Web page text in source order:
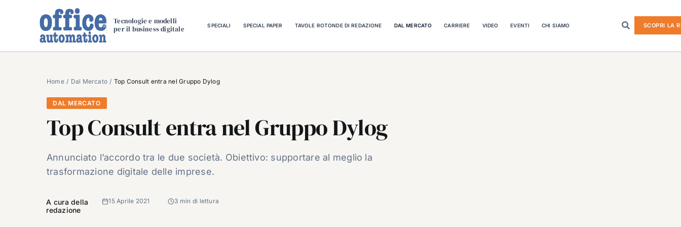
Tecnologie e modelli
per il business digitale
SPECIALI SPECIAL PAPER TAVOLE ROTONDE DI REDAZIONE DAL MERCATO CARRIERE VIDEO EVENTI CHI SIAMO SCOPRI LA
Home Dal Mercato Top Consult entra nel Gruppo Dylog
DAL MERCATO
Top Consult entra nel Gruppo Dylog
Annunciato l’accordo tra le due società. Obiettivo: supportare al meglio la
trasformazione digitale delle imprese.
A cura della
redazione
15 Aprile 2021 3 min di lettura